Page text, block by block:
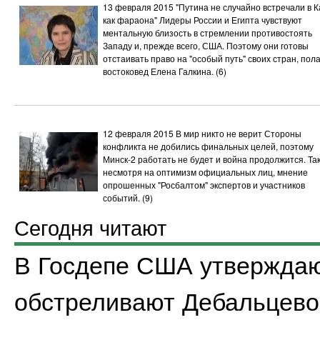
13 февраля 2015 "Путина не случайно встречали в
как фараона" Лидеры России и Египта чувствуют
ментальную близость в стремлении противостоять
Западу и, прежде всего, США. Поэтому они готовы
отстаивать право на "особый путь" своих стран,
востоковед Елена Галкина. (6)
12 февраля 2015 В мир никто не веритСтороны
конфликта не добились финальных целей, поэтому
Минск-2 работать не будет и война продолжится.
несмотря на оптимизм официальных лиц, мнение
опрошенных "Росбалтом" экспертов и участников
событий. (9)
Сегодня читают
В Госдепе США
обстреливают